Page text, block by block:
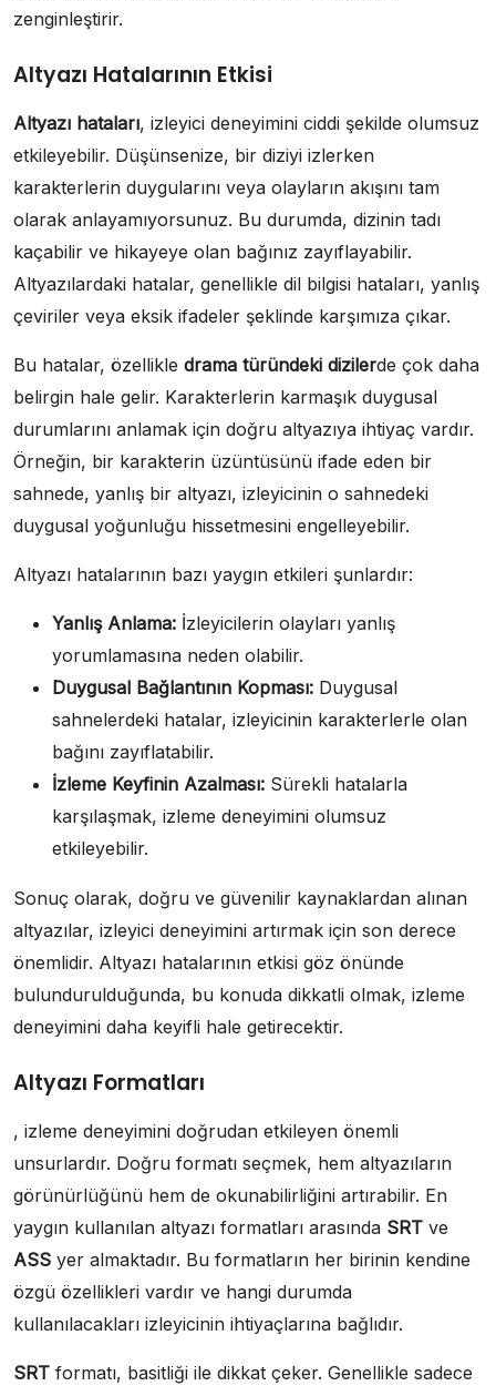
zenginleştirir.
Altyazı Hatalarının Etkisi
Altyazı hataları, izleyici deneyimini ciddi şekilde olumsuz
etkileyebilir. Düşünsenize, bir diziyi izlerken
karakterlerin duygularını veya olayların akışını tam
olarak anlayamıyorsunuz. Bu durumda, dizinin tadı
kaçabilir ve hikayeye olan bağınız zayıflayabilir.
Altyazılardaki hatalar, genellikle dil bilgisi hataları, yanlış
çeviriler veya eksik ifadeler şeklinde karşımıza çıkar.
Bu hatalar, özellikle drama türündeki dizilerde çok daha
belirgin hale gelir. Karakterlerin karmaşık duygusal
durumlarını anlamak için doğru altyazıya ihtiyaç vardır.
Örneğin, bir karakterin üzüntüsünü ifade eden bir
sahnede, yanlış bir altyazı, izleyicinin o sahnedeki
duygusal yoğunluğu hissetmesini engelleyebilir.
Altyazı hatalarının bazı yaygın etkileri şunlardır:
Yanlış Anlama: İzleyicilerin olayları yanlış
yorumlamasına neden olabilir.
Duygusal Bağlantının Kopması: Duygusal
sahnelerdeki hatalar, izleyicinin karakterlerle olan
bağını zayıflatabilir.
İzleme Keyfinin Azalması: Sürekli hatalarla
karşılaşmak, izleme deneyimini olumsuz
etkileyebilir.
Sonuç olarak, doğru ve güvenilir kaynaklardan alınan
altyazılar, izleyici deneyimini artırmak için son derece
önemlidir. Altyazı hatalarının etkisi göz önünde
bulundurulduğunda, bu konuda dikkatli olmak, izleme
deneyimini daha keyifli hale getirecektir.
Altyazı Formatları
, izleme deneyimini doğrudan etkileyen önemli
unsurlardır. Doğru formatı seçmek, hem altyazıların
görünürlüğünü hem de okunabilirliğini artırabilir. En
yaygın kullanılan altyazı formatları arasında SRT ve
ASS yer almaktadır. Bu formatların her birinin kendine
özgü özellikleri vardır ve hangi durumda
kullanılacakları izleyicinin ihtiyaçlarına bağlıdır.
SRT formatı, basitliği ile dikkat çeker. Genellikle sadece